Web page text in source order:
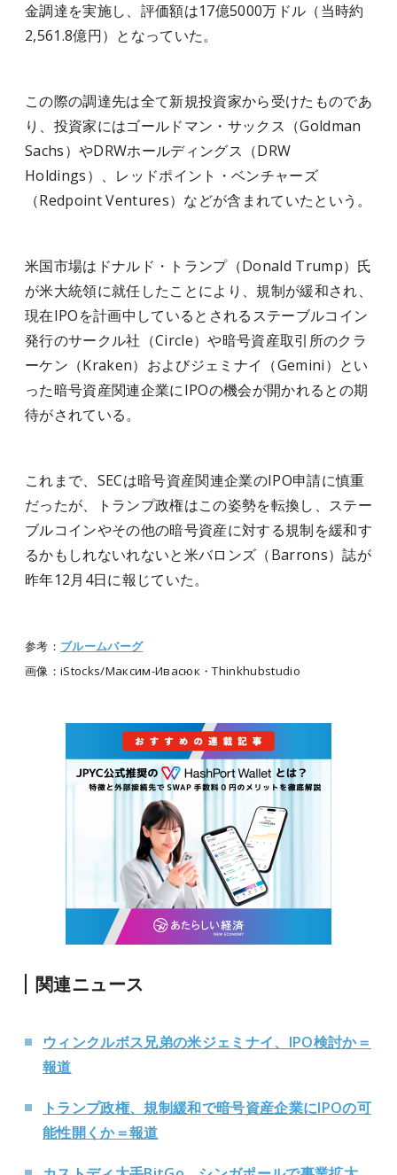
金調達を実施し、評価額は17億5000万ドル（当時約
2,561.8億円）となっていた。
この際の調達先は全て新規投資家から受けたものであ
り、投資家にはゴールドマン・サックス（Goldman
Sachs）やDRWホールディングス（DRW
Holdings）、レッドポイント・ベンチャーズ
（Redpoint Ventures）などが含まれていたという。
米国市場はドナルド・トランプ（Donald Trump）氏
が米大統領に就任したことにより、規制が緩和され、
現在IPOを計画中しているとされるステーブルコイン
発行のサークル社（Circle）や暗号資産取引所のクラ
ーケン（Kraken）およびジェミナイ（Gemini）とい
った暗号資産関連企業にIPOの機会が開かれるとの期
待がされている。
これまで、SECは暗号資産関連企業のIPO申請に慎重
だったが、トランプ政権はこの姿勢を転換し、ステー
ブルコインやその他の暗号資産に対する規制を緩和す
るかもしれないれないと米バロンズ（Barrons）誌が
昨年12月4日に報じていた。
参考： ブルームバーグ
画像：iStocks/Максим-Ивасюк・Thinkhubstudio
関連ニュース
ウィンクルボス兄弟の米ジェミナイ、IPO検討か＝
報道
トランプ政権、規制緩和で暗号資産企業にIPOの可
能性開くか＝報道